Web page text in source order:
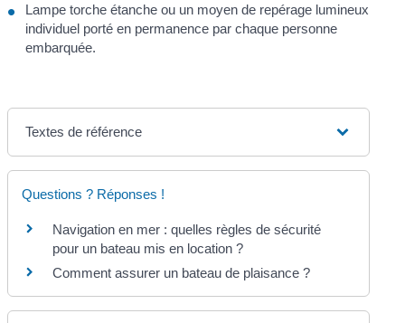
Lampe torche étanche ou un moyen de repérage lumineux
individuel porté en permanence par chaque personne
embarquée.
Textes de référence
Questions ? Réponses !
Navigation en mer : quelles règles de sécurité
pour un bateau mis en location ?
Comment assurer un bateau de plaisance ?